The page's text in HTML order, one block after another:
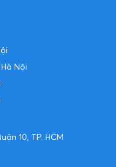
Nội
10, TP. HCM